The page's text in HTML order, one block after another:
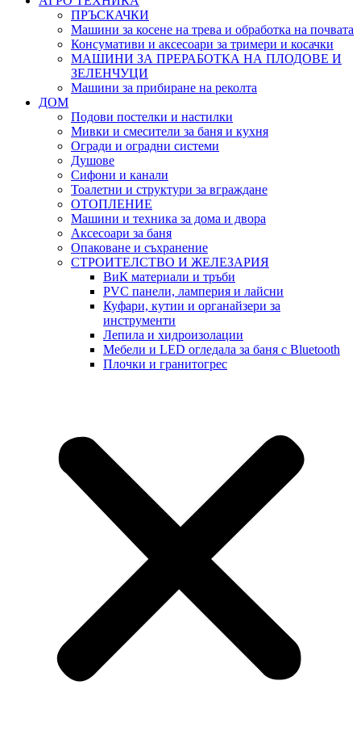
ПРЪСКАЧКИ
Машини за косене на трева и обработка на почвата
Консумативи и аксесоари за тримери и косачки
МАШИНИ ЗА ПРЕРАБОТКА НА ПЛОДОВЕ И
ЗЕЛЕНЧУЦИ
Машини за прибиране на реколта
ДОМ
Подови постелки и настилки
Мивки и смесители за баня и кухня
Огради и оградни системи
Душове
Сифони и канали
Тоалетни и структури за вграждане
ОТОПЛЕНИЕ
Машини и техника за дома и двора
Аксесоари за баня
Опаковане и съхранение
СТРОИТЕЛСТВО И ЖЕЛЕЗАРИЯ
ВиК материали и тръби
PVC панели, ламперия и лайсни
Куфари, кутии и органайзери за
инструменти
Лепила и хидроизолации
Мебели и LED огледала за баня с Bluetooth
Плочки и гранитогрес